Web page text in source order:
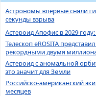
Астрономы впервые сняли
секунды взрыва
Астероид Апофис в 2029
Телескоп eROSITA
рекордными двумя
Астероид с аномальной
это значит для Земли
Российско-американский
месяцев